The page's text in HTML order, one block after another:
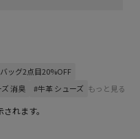
ッグ2点目20%OFF
消臭 #牛革 シューズ もっと見る
れます。